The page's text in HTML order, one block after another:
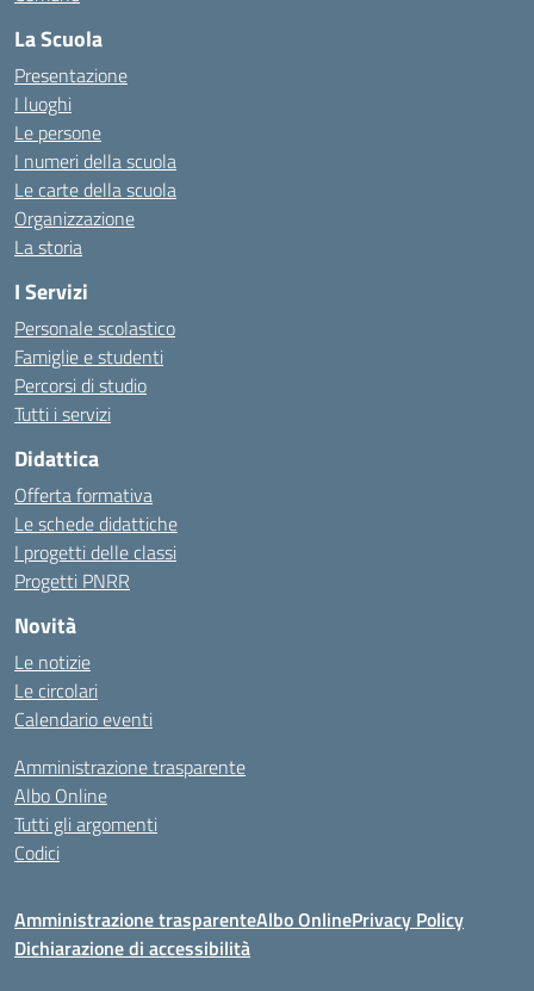
La Scuola
Presentazione
I luoghi
Le persone
I numeri della scuola
Le carte della scuola
Organizzazione
La storia
I Servizi
Personale scolastico
Famiglie e studenti
Percorsi di studio
Tutti i servizi
Didattica
Offerta formativa
Le schede didattiche
I progetti delle classi
Progetti PNRR
Novità
Le notizie
Le circolari
Calendario eventi
Amministrazione trasparente
Albo Online
Tutti gli argomenti
Codici
Amministrazione trasparenteAlbo OnlinePrivacy Policy
Dichiarazione di accessibilità